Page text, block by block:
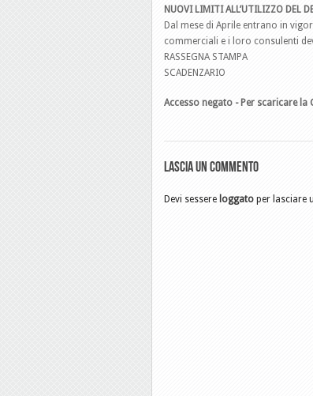
NUOVI LIMITI ALL’UTILIZZO DEL
Dal mese di Aprile entrano in
commerciali e i loro consulenti
RASSEGNA STAMPA
SCADENZARIO
Accesso negato - Per scaricare la
Lascia un commento
Devi sessere loggato per lasciare